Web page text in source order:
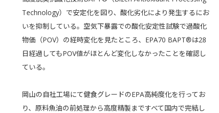
Technology）で安定化を図り、酸化劣化により発生するにお
いを抑制している。空気下暴露での酸化安定性試験で過酸化
物価（POV）の経時変化を見たところ、EPA70 BAPT®は28
日経過してもPOV値がほとんど変化しなかったことを確認し
ている。
岡山の自社工場にて健食グレードのEPA高純度化を行ってお
り、原料魚油の前処理から高度精製まですべて国内で完結し